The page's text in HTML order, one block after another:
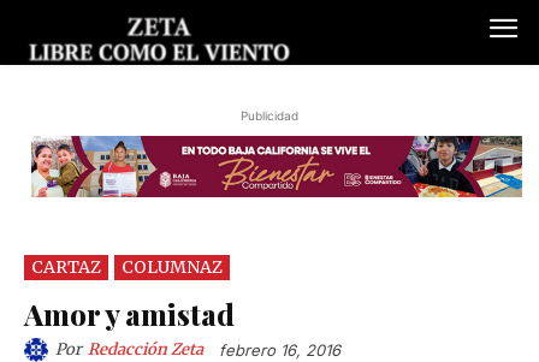
Publicidad
CARTAZ COLUMNAZ
Amor y amistad
Por Redacción Zeta febrero 16, 2016